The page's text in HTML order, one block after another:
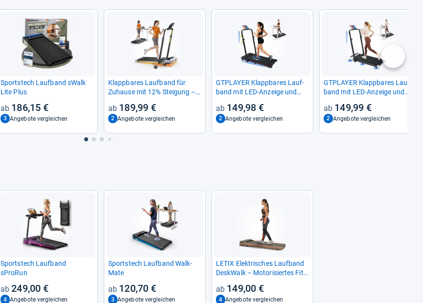
Sport­stech Lauf­band sWalk
Lite Plus
186,15 €
3 Angebote vergleichen
Klapp­ba­res Lauf­band für
Zuhause mit 12% Stei­gung – 6
189,99 €
2 Angebote vergleichen
GTPLAYER Klapp­ba­res Lauf­
band mit LED-​Anzeige und
149,98 €
2 Angebote vergleichen
GTPLAYER Klapp­ba­res Lauf­
band mit LED-​Anzeige und
149,99 €
2 Angebote vergleichen
nächste
Sport­stech Lauf­band
sProRun
249,00 €
4 Angebote vergleichen
Sport­stech Lauf­band Walk­
Mate
120,70 €
3 Angebote vergleichen
LETIX Elek­tri­sches Lauf­band
DeskWalk – Moto­ri­sier­tes Fit­
149,00 €
4 Angebote vergleichen